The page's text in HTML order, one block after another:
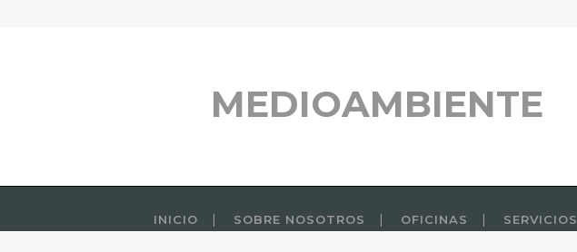
MEDIOAMBIENTE
INICIO SOBRE NOSOTROS OFICINAS SERVICIOS